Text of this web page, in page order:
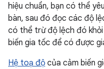
hiệu chuẩn, bạn có thể
bàn, sau đó đọc các độ
có thể trừ độ lệch đó
biến gia tốc để có được
Hệ toạ độ của cảm biến